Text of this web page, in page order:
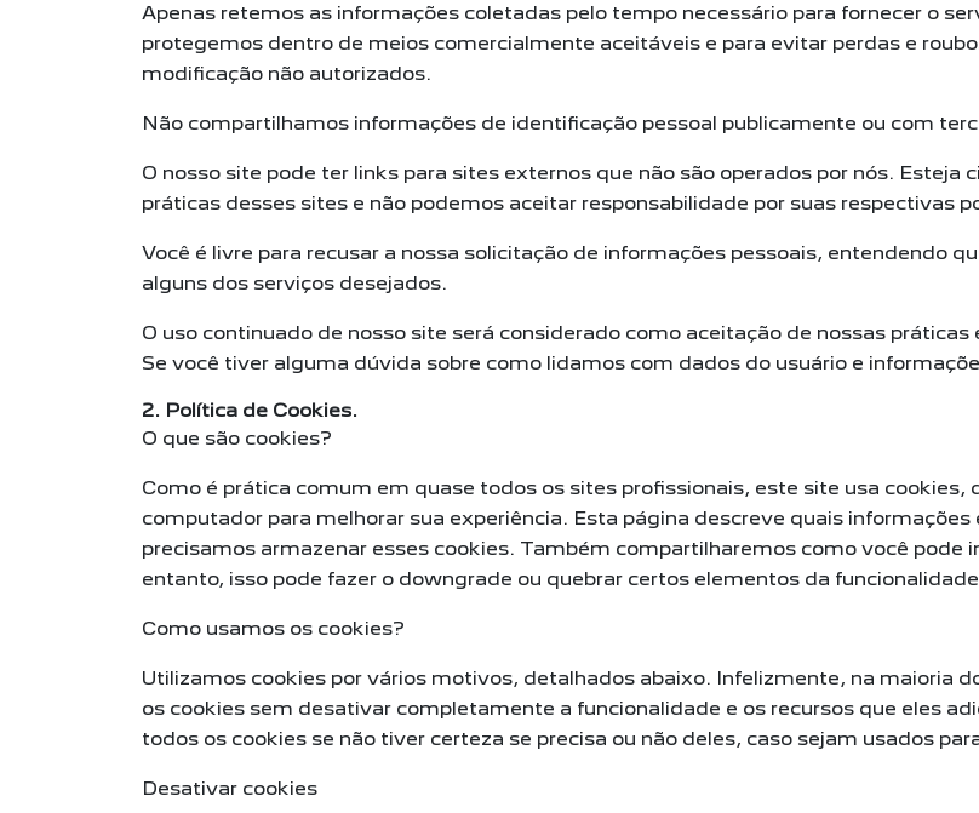
Apenas retemos as informações coletadas pelo tempo necessário para fornecer o
protegemos dentro de meios comercialmente aceitáveis e para evitar perdas e
modificação não autorizados.
Não compartilhamos informações de identificação pessoal publicamente ou com
O nosso site pode ter links para sites externos que não são operados por nós.
práticas desses sites e não podemos aceitar responsabilidade por suas respectivas
Você é livre para recusar a nossa solicitação de informações pessoais, entendendo
alguns dos serviços desejados.
O uso continuado de nosso site será considerado como aceitação de nossas
Se você tiver alguma dúvida sobre como lidamos com dados do usuário e
2. Política de Cookies.
O que são cookies?
Como é prática comum em quase todos os sites profissionais, este site usa cookies,
computador para melhorar sua experiência. Esta página descreve quais
precisamos armazenar esses cookies. Também compartilharemos como você pode
entanto, isso pode fazer o downgrade ou quebrar certos elementos da
Como usamos os cookies?
Utilizamos cookies por vários motivos, detalhados abaixo. Infelizmente, na maioria
os cookies sem desativar completamente a funcionalidade e os recursos que eles
todos os cookies se não tiver certeza se precisa ou não deles, caso sejam usados
Desativar cookies